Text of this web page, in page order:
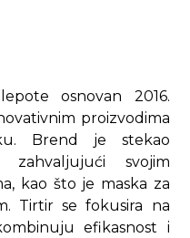
osnovan 2016.
proizvodima
Brend je stekao
svojim
kao što je maska za
Tirtir se fokusira na
efikasnost i